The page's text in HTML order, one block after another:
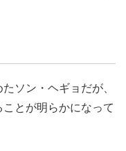
ソン・ヘギョだが、
とが明らかになって